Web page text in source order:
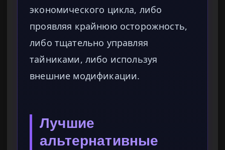
экономического цикла, либо
проявляя крайнюю осторожность,
либо тщательно управляя
тайниками, либо используя
внешние модификации.
Лучшие
альтернативные